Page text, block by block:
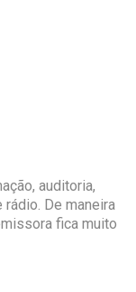
auditoria,
De maneira
fica muito